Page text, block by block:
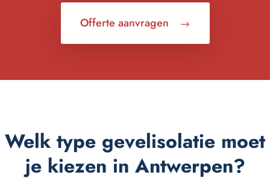
Offerte aanvragen
Welk type gevelisolatie moet
je kiezen in Antwerpen?